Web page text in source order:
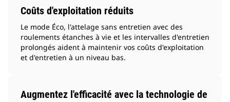
Coûts d'exploitation réduits
Le mode Éco, l'attelage sans entretien avec des
roulements étanches à vie et les intervalles d'entretien
prolongés aident à maintenir vos coûts d'exploitation
et d'entretien à un niveau bas.
Augmentez l'efficacité avec la technologie de